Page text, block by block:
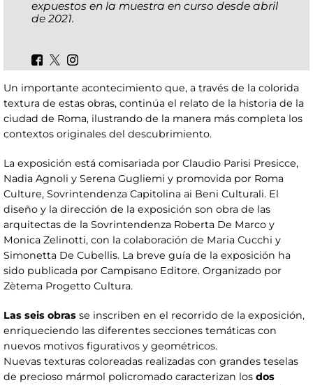
expuestos en la muestra en curso desde abril
de 2021.
Un importante acontecimiento que, a través de la colorida
textura de estas obras, continúa el relato de la historia de la
ciudad de Roma, ilustrando de la manera más completa los
contextos originales del descubrimiento.
La exposición está comisariada por Claudio Parisi Presicce,
Nadia Agnoli y Serena Gugliemi y promovida por Roma
Culture, Sovrintendenza Capitolina ai Beni Culturali. El
diseño y la dirección de la exposición son obra de las
arquitectas de la Sovrintendenza Roberta De Marco y
Monica Zelinotti, con la colaboración de Maria Cucchi y
Simonetta De Cubellis. La breve guía de la exposición ha
sido publicada por Campisano Editore. Organizado por
Zètema Progetto Cultura.
Las seis obras se inscriben en el recorrido de la exposición,
enriqueciendo las diferentes secciones temáticas con
nuevos motivos figurativos y geométricos.
Nuevas texturas coloreadas realizadas con grandes teselas
de precioso mármol policromado caracterizan los dos